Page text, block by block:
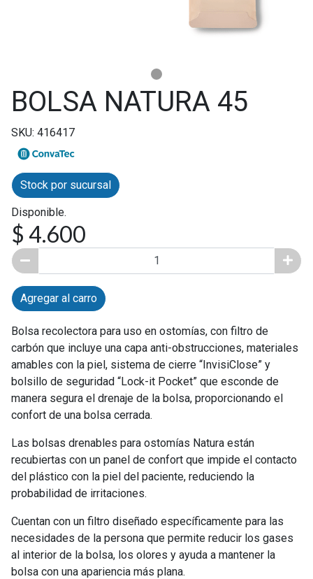
BOLSA NATURA 45
SKU: 416417
Stock por sucursal
Disponible.
$ 4.600
Agregar al carro
Bolsa recolectora para uso en ostomías, con filtro de
carbón que incluye una capa anti-obstrucciones, materiales
amables con la piel, sistema de cierre “InvisiClose” y
bolsillo de seguridad “Lock-it Pocket” que esconde de
manera segura el drenaje de la bolsa, proporcionando el
confort de una bolsa cerrada.
Las bolsas drenables para ostomías Natura están
recubiertas con un panel de confort que impide el contacto
del plástico con la piel del paciente, reduciendo la
probabilidad de irritaciones.
Cuentan con un filtro diseñado específicamente para las
necesidades de la persona que permite reducir los gases
al interior de la bolsa, los olores y ayuda a mantener la
bolsa con una apariencia más plana.